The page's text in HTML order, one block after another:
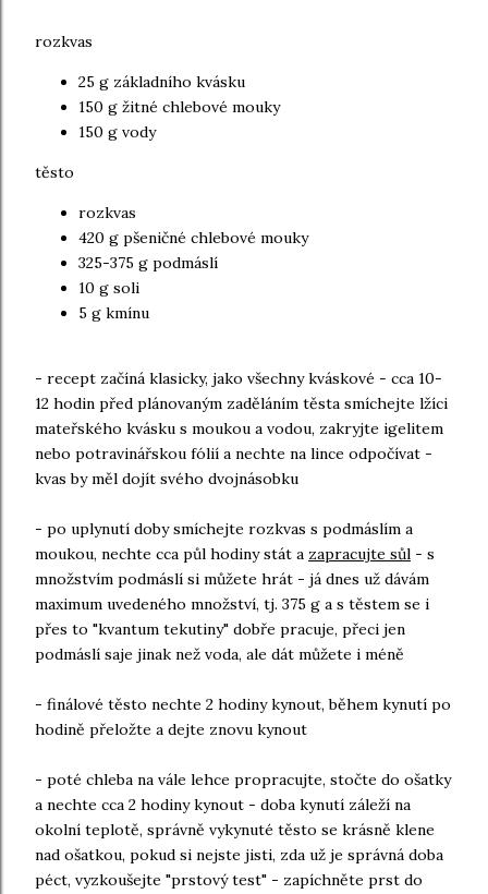
rozkvas
25 g základního kvásku
150 g žitné chlebové mouky
150 g vody
těsto
rozkvas
420 g pšeničné chlebové mouky
325-375 g podmáslí
10 g soli
5 g kmínu
- recept začíná klasicky, jako všechny kváskové - cca 10-
12 hodin před plánovaným zaděláním těsta smíchejte lžíci
mateřského kvásku s moukou a vodou, zakryjte igelitem
nebo potravinářskou fólií a nechte na lince odpočívat -
kvas by měl dojít svého dvojnásobku
- po uplynutí doby smíchejte rozkvas s podmáslím a
moukou, nechte cca půl hodiny stát a zapracujte sůl - s
množstvím podmáslí si můžete hrát - já dnes už dávám
maximum uvedeného množství, tj. 375 g a s těstem se i
přes to "kvantum tekutiny" dobře pracuje, přeci jen
podmáslí saje jinak než voda, ale dát můžete i méně
- finálové těsto nechte 2 hodiny kynout, během kynutí po
hodině přeložte a dejte znovu kynout
- poté chleba na vále lehce propracujte, stočte do ošatky
a nechte cca 2 hodiny kynout - doba kynutí záleží na
okolní teplotě, správně vykynuté těsto se krásně klene
nad ošatkou, pokud si nejste jisti, zda už je správná doba
péct, vyzkoušejte "prstový test" - zapíchněte prst do